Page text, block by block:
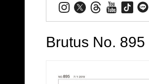
Brutus No.